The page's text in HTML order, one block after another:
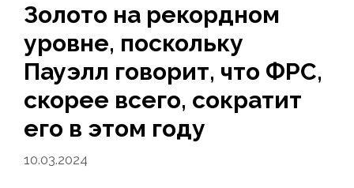
Золото на рекордном
уровне, поскольку
Пауэлл говорит, что ФРС,
скорее всего, сократит
его в этом году
10.03.2024